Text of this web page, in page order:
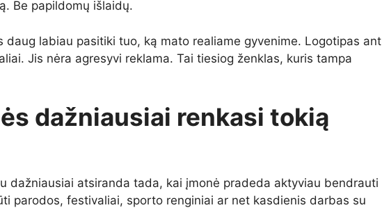
Be papildomų išlaidų.
daug labiau pasitiki tuo, ką mato realiame gyvenime. Logotipas ant
Jis nėra agresyvi reklama. Tai tiesiog ženklas, kuris tampa
dažniausiai renkasi tokią
dažniausiai atsiranda tada, kai įmonė pradeda aktyviau bendrauti
parodos, festivaliai, sporto renginiai ar net kasdienis darbas su